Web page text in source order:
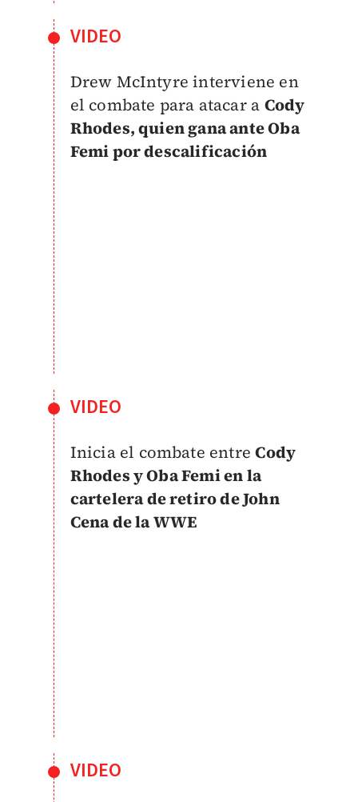
VIDEO
Drew McIntyre interviene en
el combate para atacar a Cody
Rhodes, quien gana ante Oba
Femi por descalificación
VIDEO
Inicia el combate entreCody
Rhodes y Oba Femi en la
cartelera de retiro de John
Cena de la WWE
VIDEO